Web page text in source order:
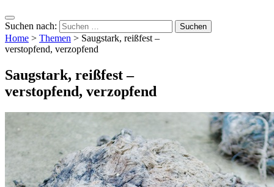
Suchen nach:
Home > Themen > Saugstark, reißfest –
verstopfend, verzopfend
Saugstark, reißfest –
verstopfend, verzopfend